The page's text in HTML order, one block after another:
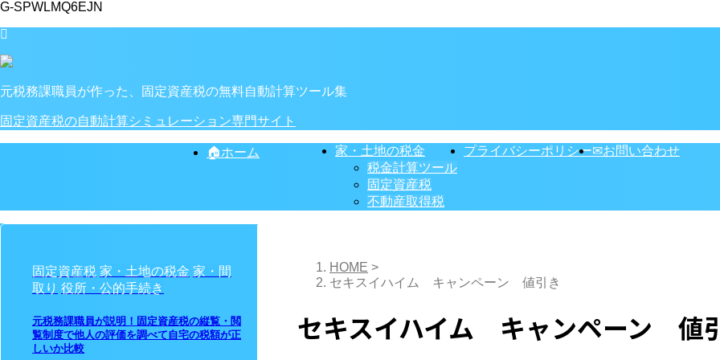
G-SPWLMQ6EJN
元税務課職員が作った、固定資産税の無料自動計算ツール集
固定資産税の自動計算シミュレーション専門サイト
🏠ホーム
家・土地の税金
税金計算ツール
固定資産税
不動産取得税
プライバシーポリシー✉お問い合わせ
HOME >
セキスイハイム キャンペーン 値引き
セキスイハイム キャンペーン 値
固定資産税 家・土地の税金 家・間
取り 役所・公的手続き
元税務課職員が説明！固定資産税の縦覧・閲
覧制度で他人の評価を調べて自宅の税額が正
しいか比較